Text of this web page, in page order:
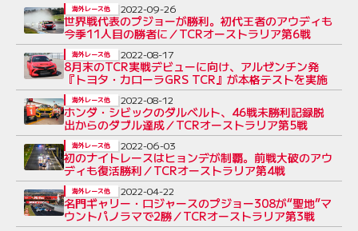
世界戦代表のプジョーが勝利。初代王者のアウディも
今季11人目の勝者に／TCRオーストラリア第6戦
海外レース他 2022-09-26
8月末のTCR実戦デビューに向け、アルゼンチン発
『トヨタ・カローラGRS TCR』が本格テストを実施
海外レース他 2022-08-17
ホンダ・シビックのダルベルト、46戦未勝利記録脱
出からのダブル達成／TCRオーストラリア第5戦
海外レース他 2022-08-12
初のナイトレースはヒョンデが制覇。前戦大破のアウ
ディも復活勝利／TCRオーストラリア第4戦
海外レース他 2022-06-03
名門ギャリー・ロジャースのプジョー308が“聖地”マ
ウントパノラマで2勝／TCRオーストラリア第3戦
海外レース他 2022-04-22